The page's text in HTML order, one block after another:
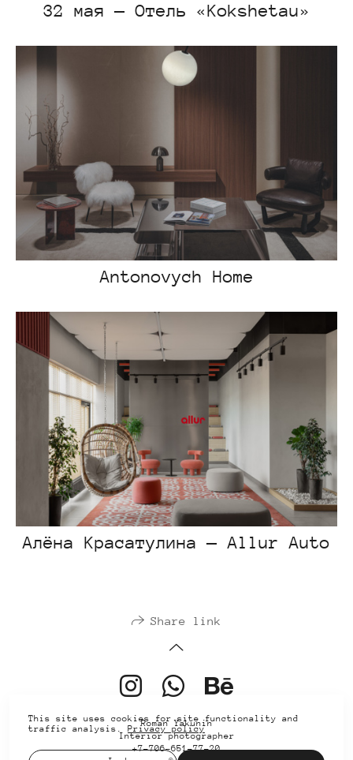
32 мая — Отель «Kokshetau»
Antonovych Home
Алёна Красатулина — Allur Auto
Share link
Roman Yakunin
Interior photographer
+7-706-651-77-20
This site uses cookies for site functionality and
traffic analysis. Privacy policy